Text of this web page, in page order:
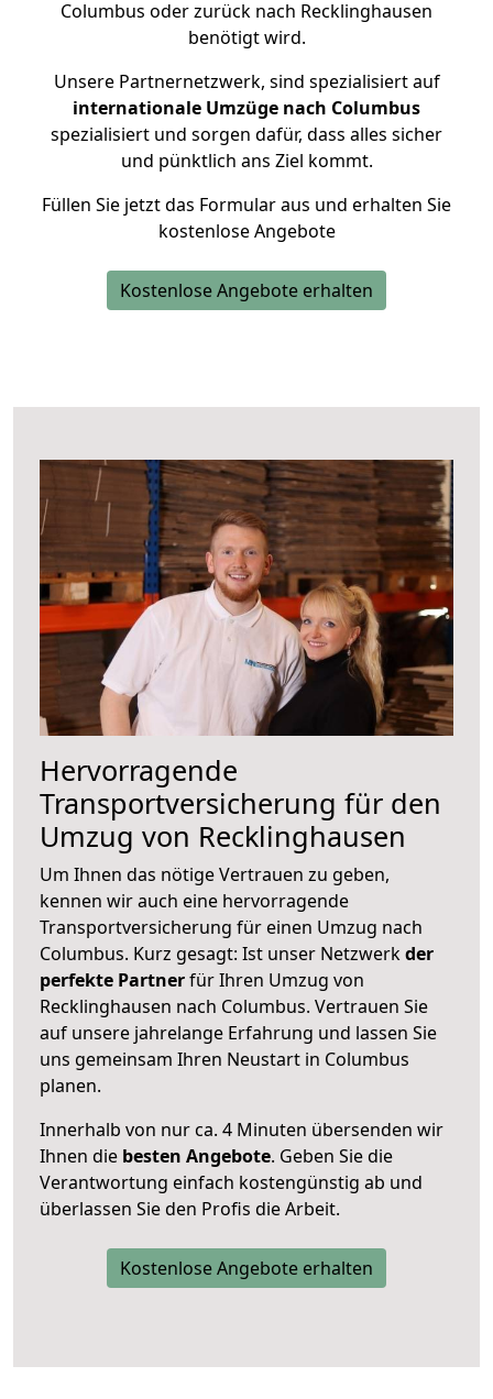
Columbus oder zurück nach Recklinghausen
benötigt wird.
Unsere Partnernetzwerk, sind spezialisiert auf
internationale Umzüge nach Columbus
spezialisiert und sorgen dafür, dass alles sicher
und pünktlich ans Ziel kommt.
Füllen Sie jetzt das Formular aus und erhalten Sie
kostenlose Angebote
Kostenlose Angebote erhalten
Hervorragende
Transportversicherung für den
Umzug von Recklinghausen
Um Ihnen das nötige Vertrauen zu geben,
kennen wir auch eine hervorragende
Transportversicherung für einen Umzug nach
Columbus. Kurz gesagt: Ist unser Netzwerkder
perfekte Partnerfür Ihren Umzug von
Recklinghausen nach Columbus. Vertrauen Sie
auf unsere jahrelange Erfahrung und lassen Sie
uns gemeinsam Ihren Neustart in Columbus
planen.
Innerhalb von nur ca. 4 Minuten übersenden wir
Ihnen die besten Angebote. Geben Sie die
Verantwortung einfach kostengünstig ab und
überlassen Sie den Profis die Arbeit.
Kostenlose Angebote erhalten